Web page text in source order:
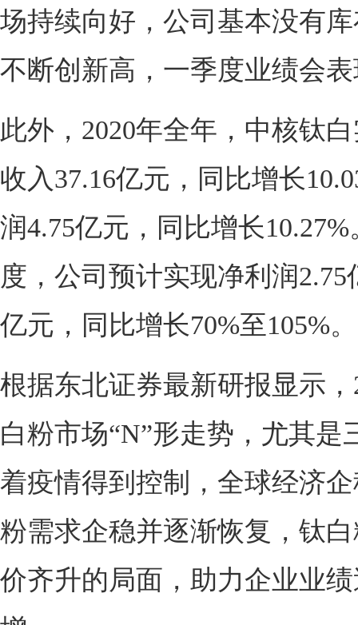
场持续向好，公司基本没有
不断创新高，一季度业绩会
此外，2020年全年，中核钛
收入37.16亿元，同比增长
润4.75亿元，同比增长
度，公司预计实现净利润2.75
亿元，同比增长70%至105%。
根据东北证券最新研报显示，
白粉市场“N”形走势，尤其是
着疫情得到控制，全球经济
粉需求企稳并逐渐恢复，钛
价齐升的局面，助力企业业